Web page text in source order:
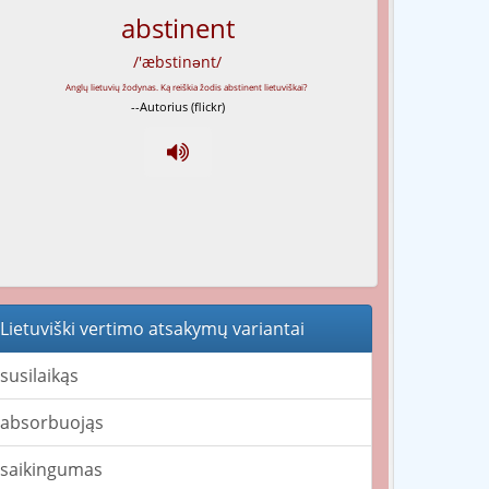
abstinent
/'æbstinənt/
--Autorius (flickr)
Lietuviški vertimo atsakymų variantai
susilaikąs
absorbuojąs
saikingumas